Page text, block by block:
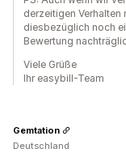
derzeitigen Verhalten
diesbezüglich noch
Bewertung
Viele Grüße
Ihr easybill-Team
Gemtation
Deutschland